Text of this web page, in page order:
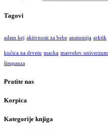
Tagovi
adam kej aktivnosti za bebe anatomija arktik
kućica na drvetu macka marvelov univerzum
šimpanza
Pratite nas
Korpica
Kategorije knjiga